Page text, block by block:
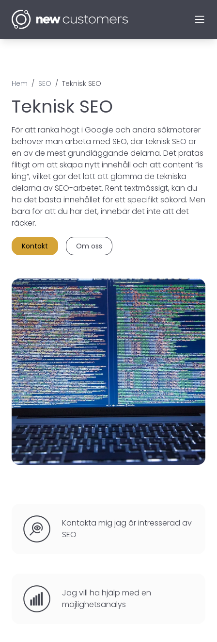
Hem / SEO / Teknisk SEO
Teknisk SEO
För att ranka högt i Google och andra sökmotorer
behöver man arbeta med SEO, där teknisk SEO är
en av de mest grundläggande delarna. Det pratas
flitigt om att skapa nytt innehåll och att content ”is
king”, vilket gör det lätt att glömma de tekniska
delarna av SEO-arbetet. Rent textmässigt, kan du
ha det bästa innehållet för ett specifikt sökord. Men
bara för att du har det, innebär det inte att det
räcker.
Kontakt Om oss
Kontakta mig jag är intresserad av
SEO
Jag vill ha hjälp med en
möjlighetsanalys